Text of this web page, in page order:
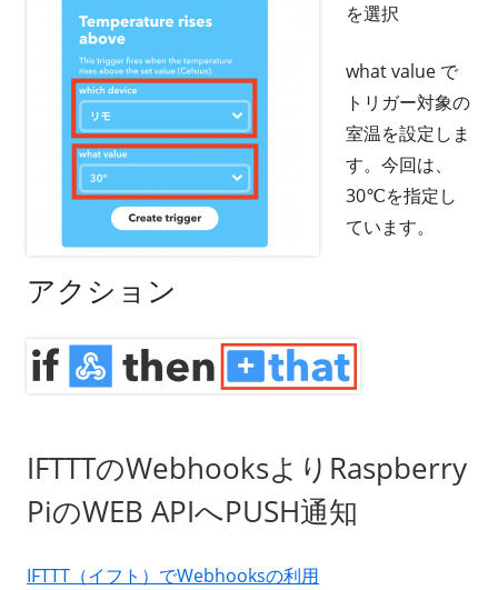
を選択
what value で
トリガー対象の
室温を設定しま
す。今回は、
30℃を指定し
ています。
アクション
IFTTTのWebhooksよりRaspberry
PiのWEB APIへPUSH通知
IFTTT（イフト）でWebhooksの利用